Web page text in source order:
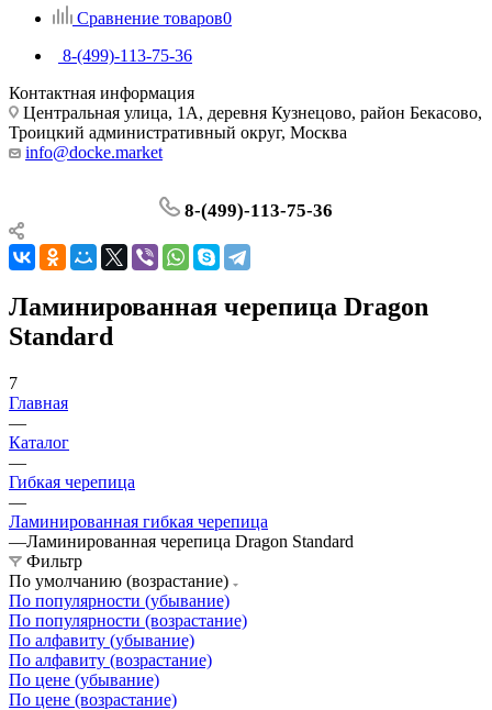
Сравнение товаров0
8-(499)-113-75-36
Контактная информация
Центральная улица, 1А, деревня Кузнецово, район Бекасово,
Троицкий административный округ, Москва
info@docke.market
8-(499)-113-75-36
Ламинированная черепица Dragon
Standard
7
Главная
—
Каталог
—
Гибкая черепица
—
Ламинированная гибкая черепица
—Ламинированная черепица Dragon Standard
Фильтр
По умолчанию (возрастание)
По популярности (убывание)
По популярности (возрастание)
По алфавиту (убывание)
По алфавиту (возрастание)
По цене (убывание)
По цене (возрастание)